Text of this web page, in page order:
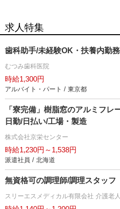
求人特集
歯科助手/未経験OK・扶養内勤
むつみ歯科医院
時給1,300円
アルバイト・パート / 東京都
「寮完備」樹脂窓のアルミフレ
日勤/日払い/工場・製造
株式会社京栄センター
時給1,230円～1,538円
派遣社員 / 北海道
無資格可の調理師/調理スタッフ
スリーエスメディカル有限会社 介護老